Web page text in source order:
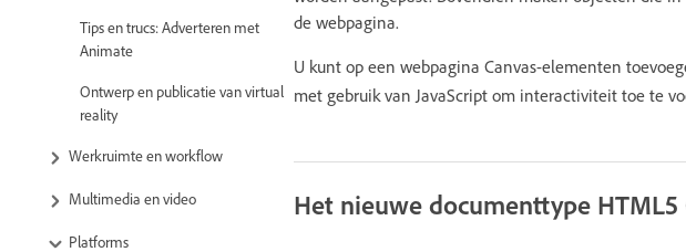
Tips en trucs: Adverteren met
Animate
Ontwerp en publicatie van virtual
reality
Werkruimte en workflow
Multimedia en video
Platforms
de webpagina.
U kunt op een webpagina Canvas-elementen
met gebruik van JavaScript om interactiviteit toe te
Het nieuwe documenttype HTML5